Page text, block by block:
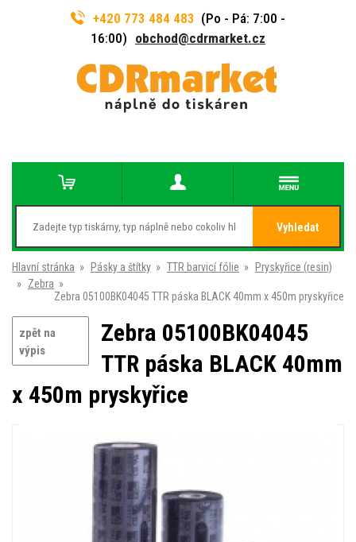
+420 773 484 483 (Po - Pá: 7:00 -
16:00) obchod@cdrmarket.cz
Vyhledat
Hlavní stránka » Pásky a štítky » TTR barvicí fólie »
Pryskyřice (resin)
» Zebra »
Zebra 05100BK04045 TTR páska BLACK 40mm x 450m pryskyřice
zpět na
výpis
Zebra 05100BK04045
TTR páska BLACK 40mm
x 450m pryskyřice